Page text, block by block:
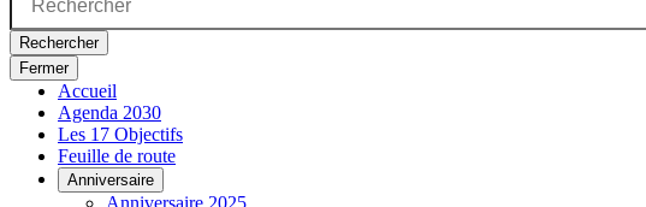
Rechercher
Fermer
Accueil
Agenda 2030
Les 17 Objectifs
Feuille de route
Anniversaire
Anniversaire 2025